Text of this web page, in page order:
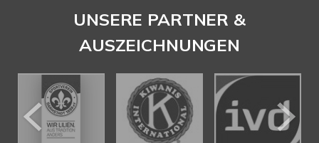
UNSERE PARTNER &
AUSZEICHNUNGEN